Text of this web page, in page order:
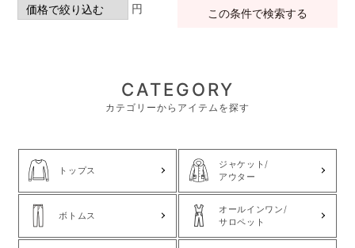
円 この条件で検索する
CATEGORY
カテゴリーからアイテムを探す
トップス
ジャケット/
アウター
ボトムス
オールインワン/
サロペット